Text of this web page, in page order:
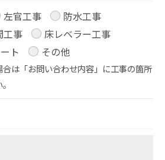
･削除・利用停止の具体的手続
電話でお問合せ下さい。
左官工事
防水工事
工事
床レベラー工事
ト
その他
は「お問い合わせ内容」に工事の箇所